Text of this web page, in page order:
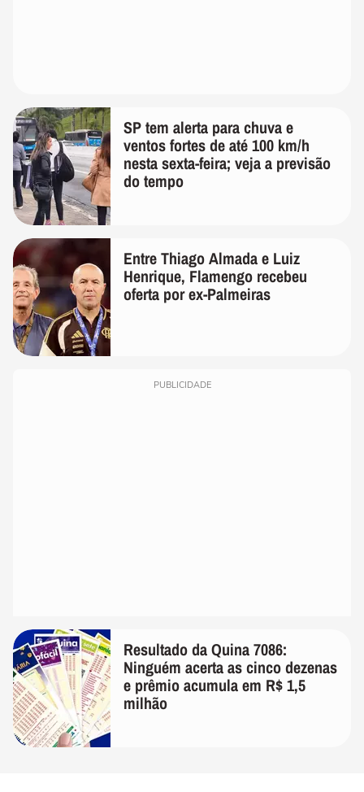
SP tem alerta para chuva e
ventos fortes de até 100 km/h
nesta sexta-feira; veja a previsão
do tempo
Entre Thiago Almada e Luiz
Henrique, Flamengo recebeu
oferta por ex-Palmeiras
PUBLICIDADE
Resultado da Quina 7086:
Ninguém acerta as cinco dezenas
e prêmio acumula em R$ 1,5
milhão